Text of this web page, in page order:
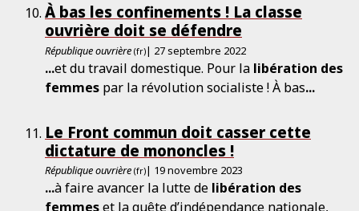
À bas les confinements ! La classe
ouvrière doit se défendre
République ouvrière (fr)| 27 septembre 2022
...et du travail domestique. Pour la libération des
femmes par la révolution socialiste ! À bas...
Le Front commun doit casser cette
dictature de mononcles !
République ouvrière (fr)| 19 novembre 2023
...à faire avancer la lutte de libération des
femmeset la quête d’indépendance nationale,